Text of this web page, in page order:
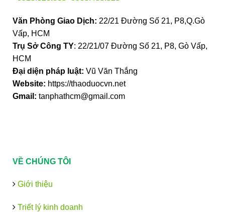
Văn Phòng Giao Dịch: 22/21 Đường Số 21, P8,Q.Gò
Vấp, HCM
Trụ Sở Công TY: 22/21/07 Đường Số 21, P8, Gò Vấp,
HCM
Đại diện pháp luật: Vũ Văn Thắng
Website: https://thaoduocvn.net
Gmail: tanphathcm@gmail.com
VỀ CHÚNG TÔI
Giới thiệu
Triết lý kinh doanh